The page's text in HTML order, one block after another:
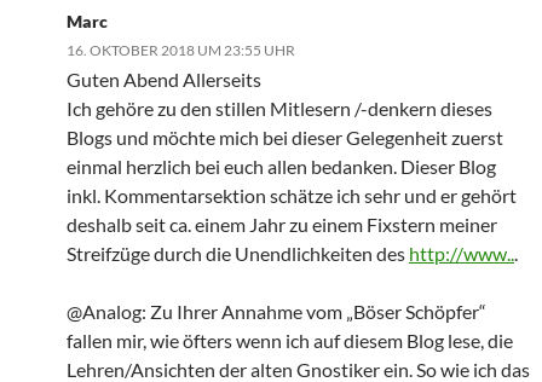
Marc
16. OKTOBER 2018 UM 23:55 UHR
Guten Abend Allerseits
Ich gehöre zu den stillen Mitlesern /-denkern dieses
Blogs und möchte mich bei dieser Gelegenheit zuerst
einmal herzlich bei euch allen bedanken. Dieser Blog
inkl. Kommentarsektion schätze ich sehr und er gehört
deshalb seit ca. einem Jahr zu einem Fixstern meiner
Streifzüge durch die Unendlichkeiten des http://www...
@Analog: Zu Ihrer Annahme vom „Böser Schöpfer“
fallen mir, wie öfters wenn ich auf diesem Blog lese, die
Lehren/Ansichten der alten Gnostiker ein. So wie ich das